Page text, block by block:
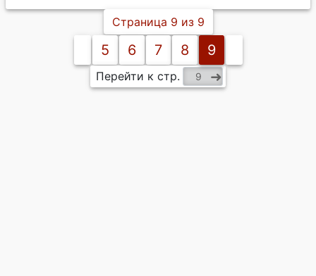
Страница 9 из 9
5 6 7 8 9
Перейти к стр.